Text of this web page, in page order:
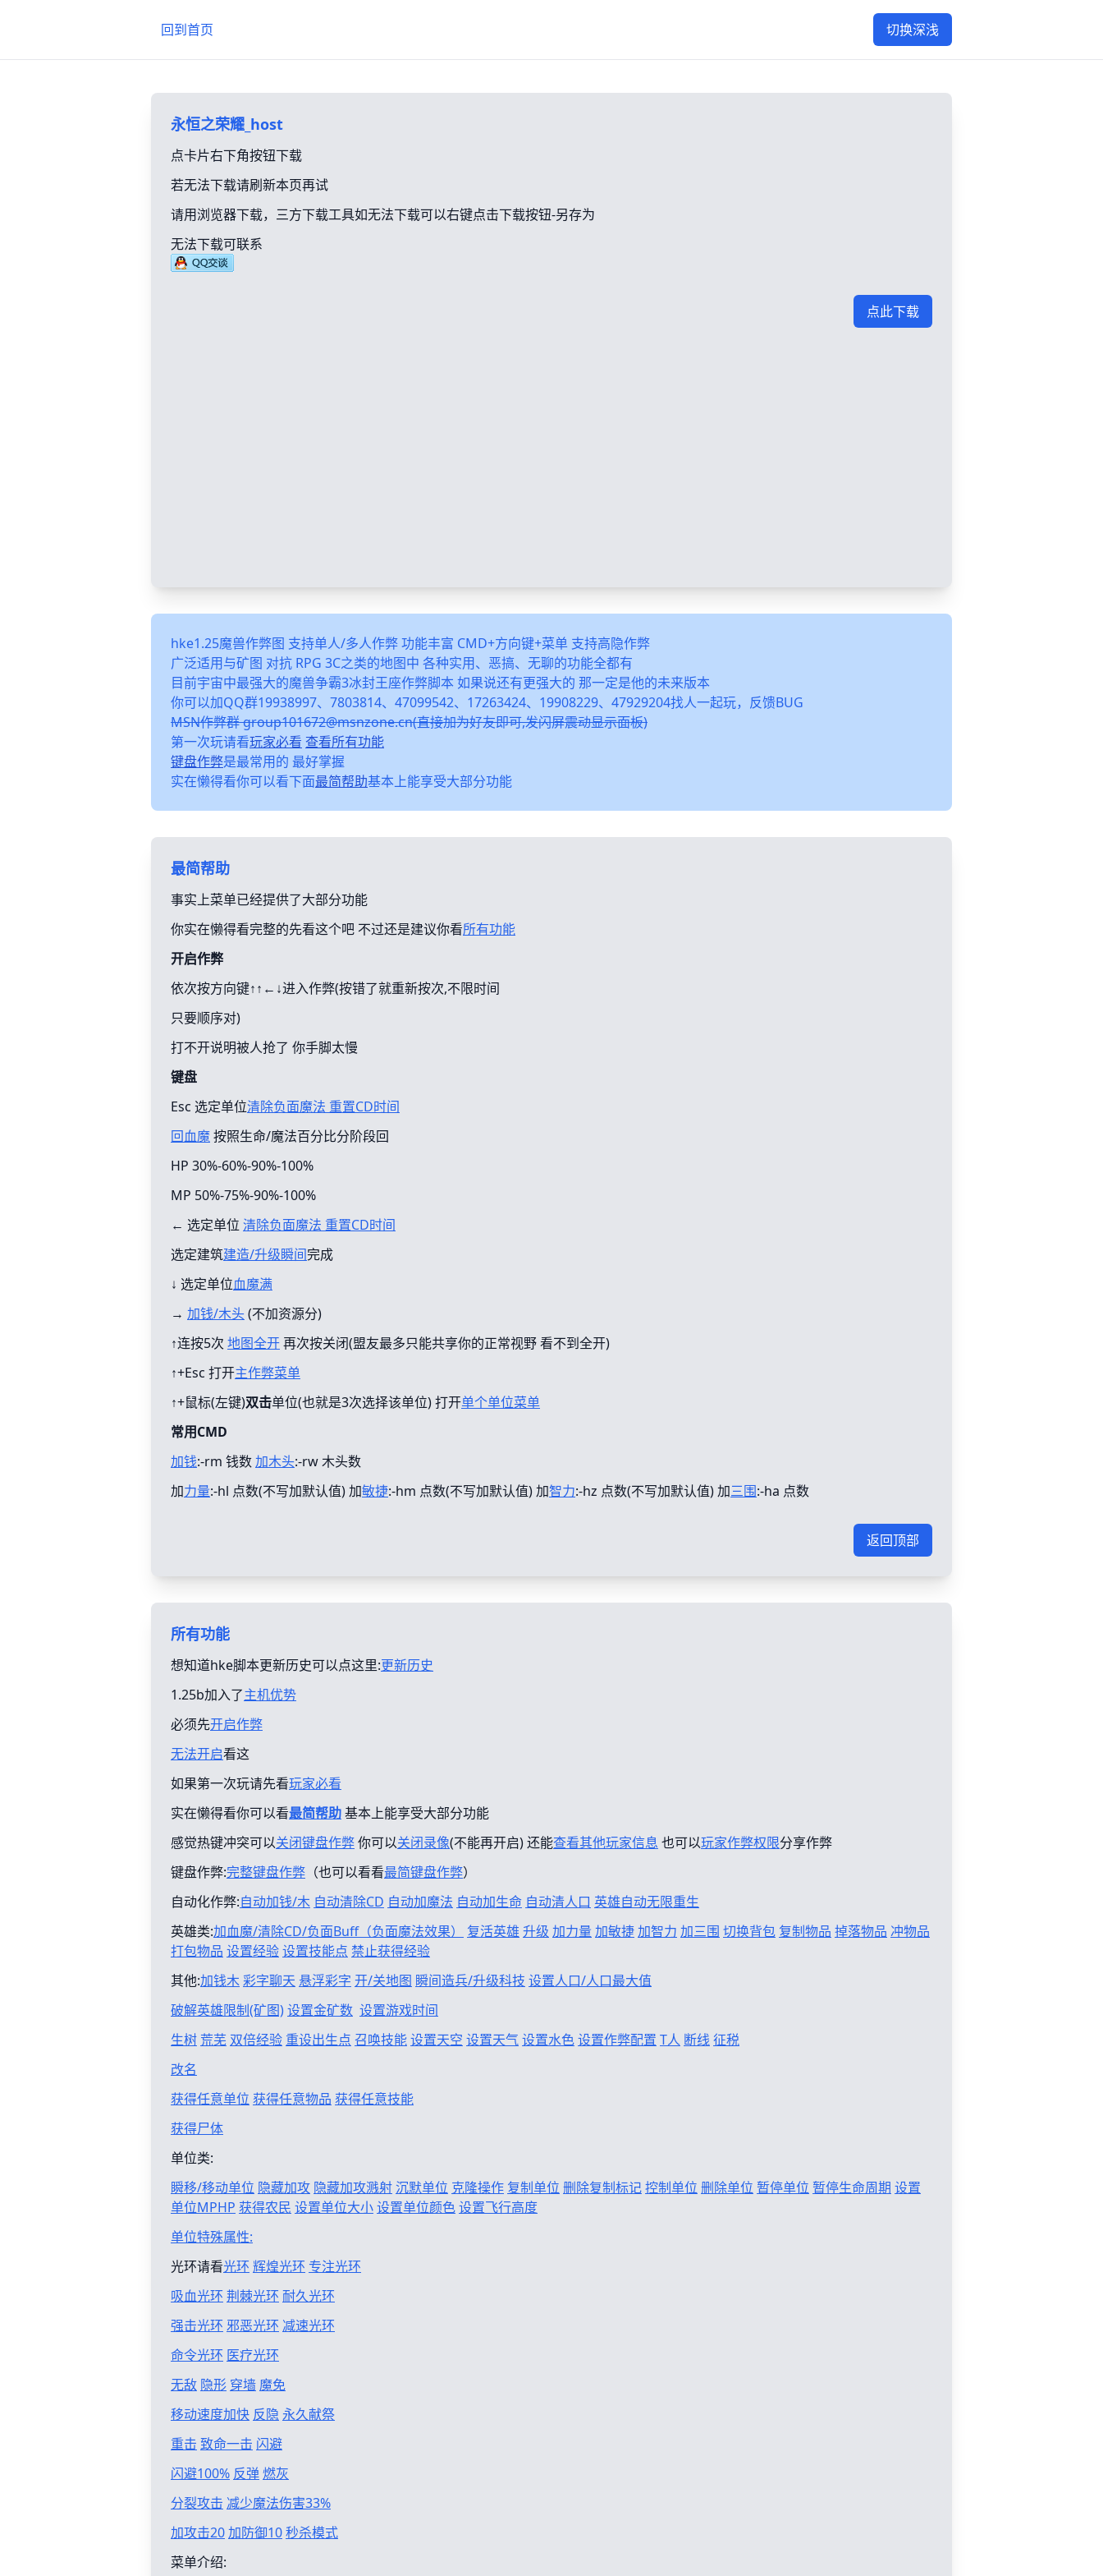
回到首页 切换深浅
永恒之荣耀_host
点卡片右下角按钮下载
若无法下载请刷新本页再试
请用浏览器下载，三方下载工具如无法下载可以右键点击下载按钮-另存为
无法下载可联系
点此下载
hke1.25魔兽作弊图 支持单人/多人作弊 功能丰富 CMD+方向键+菜单 支持高隐作弊
广泛适用与矿图 对抗 RPG 3C之类的地图中 各种实用、恶搞、无聊的功能全都有
目前宇宙中最强大的魔兽争霸3冰封王座作弊脚本 如果说还有更强大的 那一定是他的未来版本
你可以加QQ群19938997、7803814、47099542、17263424、19908229、47929204找人一起玩，反馈BUG
MSN作弊群 group101672@msnzone.cn(直接加为好友即可,发闪屏震动显示面板)
第一次玩请看玩家必看 查看所有功能
键盘作弊是最常用的 最好掌握
实在懒得看你可以看下面最简帮助基本上能享受大部分功能
最简帮助
事实上菜单已经提供了大部分功能
你实在懒得看完整的先看这个吧 不过还是建议你看所有功能
开启作弊
依次按方向键↑↑←↓进入作弊(按错了就重新按次,不限时间
只要顺序对)
打不开说明被人抢了 你手脚太慢
键盘
Esc 选定单位清除负面魔法 重置CD时间
回血魔按照生命/魔法百分比分阶段回
HP 30%-60%-90%-100%
MP 50%-75%-90%-100%
← 选定单位 清除负面魔法 重置CD时间
选定建筑建造/升级瞬间完成
↓ 选定单位血魔满
→ 加钱/木头(不加资源分)
↑连按5次 地图全开再次按关闭(盟友最多只能共享你的正常视野 看不到全开)
↑+Esc 打开主作弊菜单
↑+鼠标(左键)双击单位(也就是3次选择该单位) 打开单个单位菜单
常用CMD
加钱:-rm 钱数加木头:-rw 木头数
加力量:-hl 点数(不写加默认值) 加敏捷:-hm 点数(不写加默认值) 加智力:-hz 点数(不写加默认值) 加三围:-ha 点数
返回顶部
所有功能
想知道hke脚本更新历史可以点这里:更新历史
1.25b加入了主机优势
必须先开启作弊
无法开启看这
如果第一次玩请先看玩家必看
实在懒得看你可以看最简帮助基本上能享受大部分功能
感觉热键冲突可以关闭键盘作弊你可以关闭录像(不能再开启) 还能查看其他玩家信息 也可以玩家作弊权限分享作弊
键盘作弊:完整键盘作弊 （也可以看看最简键盘作弊）
自动化作弊:自动加钱/木 自动清除CD 自动加魔法 自动加生命 自动清人口 英雄自动无限重生
英雄类:加血魔/清除CD/负面Buff（负面魔法效果） 复活英雄 升级 加力量 加敏捷加智力 加三围 切换背包 复制物品 掉落物品 冲物品
打包物品 设置经验设置技能点 禁止获得经验
其他:加钱木彩字聊天 悬浮彩字 开/关地图 瞬间造兵/升级科技 设置人口/人口最大值
破解英雄限制(矿图)设置金矿数 设置游戏时间
生树 荒芜 双倍经验 重设出生点 召唤技能设置天空 设置天气设置水色设置作弊配置 T人 断线征税
改名
获得任意单位 获得任意物品 获得任意技能
获得尸体
单位类:
瞬移/移动单位 隐藏加攻 隐藏加攻溅射沉默单位 克隆操作 复制单位 删除复制标记控制单位 删除单位 暂停单位 暂停生命周期 设置
单位MPHP 获得农民 设置单位大小设置单位颜色设置飞行高度
单位特殊属性:
光环请看光环 辉煌光环 专注光环
吸血光环 荆棘光环 耐久光环
强击光环 邪恶光环 减速光环
命令光环 医疗光环
无敌 隐形 穿墙 魔免
移动速度加快 反隐 永久献祭
重击 致命一击 闪避
闪避100% 反弹燃灰
分裂攻击 减少魔法伤害33%
加攻击20加防御10秒杀模式
菜单介绍: